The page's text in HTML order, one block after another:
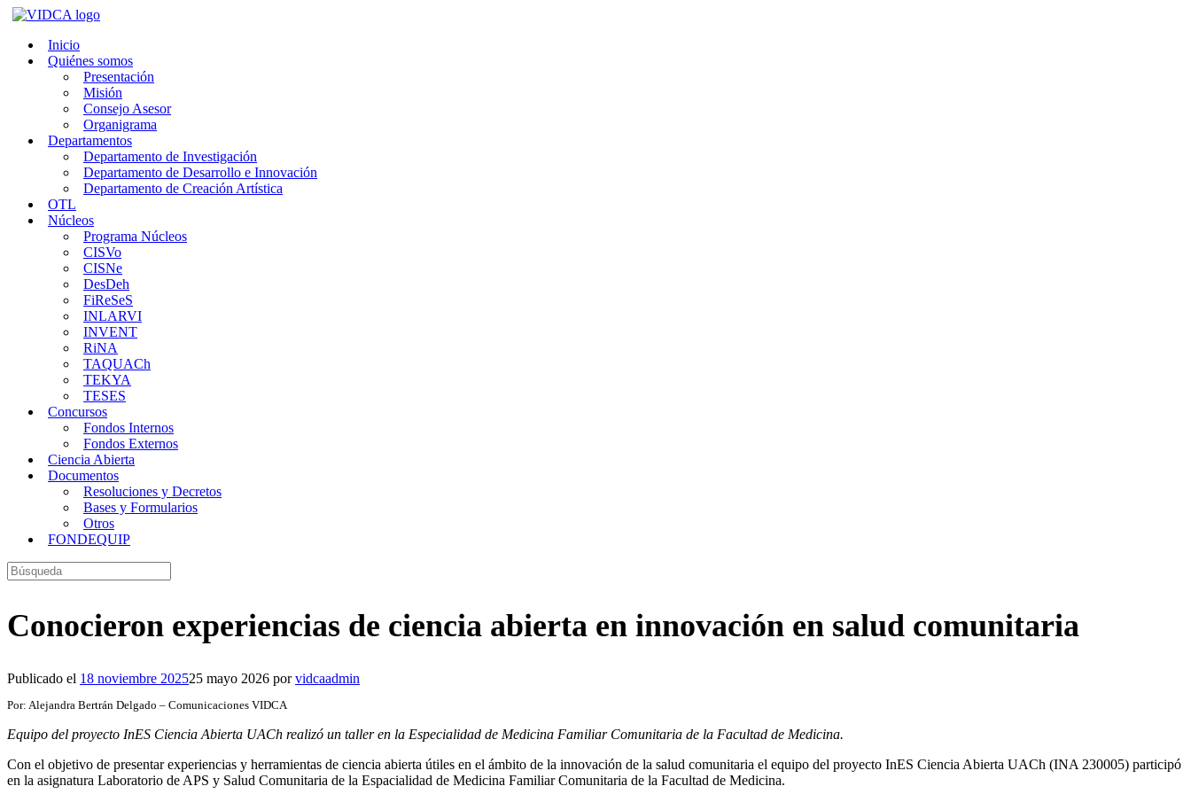
Saltar
contenidoInicio
Quiénes somos
Presentación
Misión
Consejo Asesor
Organigrama
Departamentos
Departamento de Investigación
Departamento de Desarrollo e Innovación
Departamento de Creación Artística
OTL
Núcleos
Programa Núcleos
CISVo
CISNe
DesDeh
FiReSeS
INLARVI
INVENT
RiNA
TAQUACh
TEKYA
TESES
Concursos
Fondos Internos
Fondos Externos
Ciencia Abierta
Documentos
Resoluciones y Decretos
Bases y Formularios
Otros
FONDEQUIP
Buscar:
Conocieron experiencias de ciencia abierta en innovación en salud comunitaria
Publicado el 18 noviembre 202525 mayo 2026 porvidcaadmin
Por: Alejandra Bertrán Delgado – Comunicaciones VIDCA
Equipo del proyecto InES Ciencia Abierta UACh realizó un taller en la Especialidad de Medicina Familiar Comunitaria de la Facultad de Medicina.
Con el objetivo de presentar experiencias y herramientas de ciencia abierta útiles en el ámbito de la innovación de la salud comunitaria el equipo del proyecto InES Ciencia Abierta UACh (INA 230005) participó
en la asignatura Laboratorio de APS y Salud Comunitaria de la Espacialidad de Medicina Familiar Comunitaria de la Facultad de Medicina.